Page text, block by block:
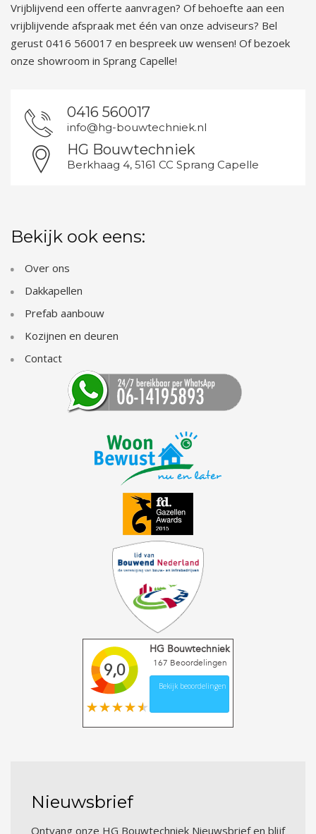
Vrijblijvend een offerte aanvragen? Of behoefte aan een
vrijblijvende afspraak met één van onze adviseurs? Bel
gerust 0416 560017 en bespreek uw wensen! Of bezoek
onze showroom in Sprang Capelle!
0416 560017
info@hg-bouwtechniek.nl
HG Bouwtechniek
Berkhaag 4, 5161 CC Sprang Capelle
Bekijk ook eens:
Over ons
Dakkapellen
Prefab aanbouw
Kozijnen en deuren
Contact
9,0
HG Bouwtechniek
167 Beoordelingen
Bekijk beoordelingen
Nieuwsbrief
Ontvang onze HG Bouwtechniek Nieuwsbrief en blijf